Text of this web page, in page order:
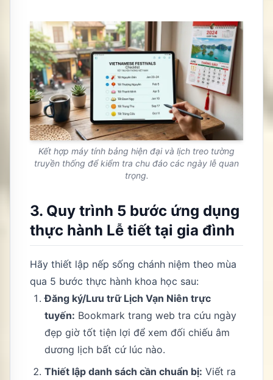
Kết hợp máy tính bảng hiện đại và lịch treo tường
truyền thống để kiểm tra chu đáo các ngày lễ quan
trọng.
3. Quy trình 5 bước ứng dụng
thực hành Lễ tiết tại gia đình
Hãy thiết lập nếp sống chánh niệm theo mùa
qua 5 bước thực hành khoa học sau:
Đăng ký/Lưu trữ Lịch Vạn Niên trực
tuyến: Bookmark trang web tra cứu ngày
đẹp giờ tốt tiện lợi để xem đối chiếu âm
dương lịch bất cứ lúc nào.
Thiết lập danh sách cần chuẩn bị: Viết ra